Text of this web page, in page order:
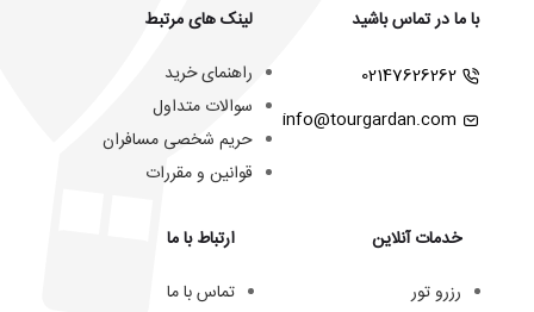
با ما در تماس باشید
02147626262
info@tourgardan.com
خدمات آنلاین
رزرو تور
لینک های مرتبط
راهنمای خرید
سوالات متداول
حریم شخصی مسافران
قوانین و مقررات
ارتباط با ما
تماس با ما